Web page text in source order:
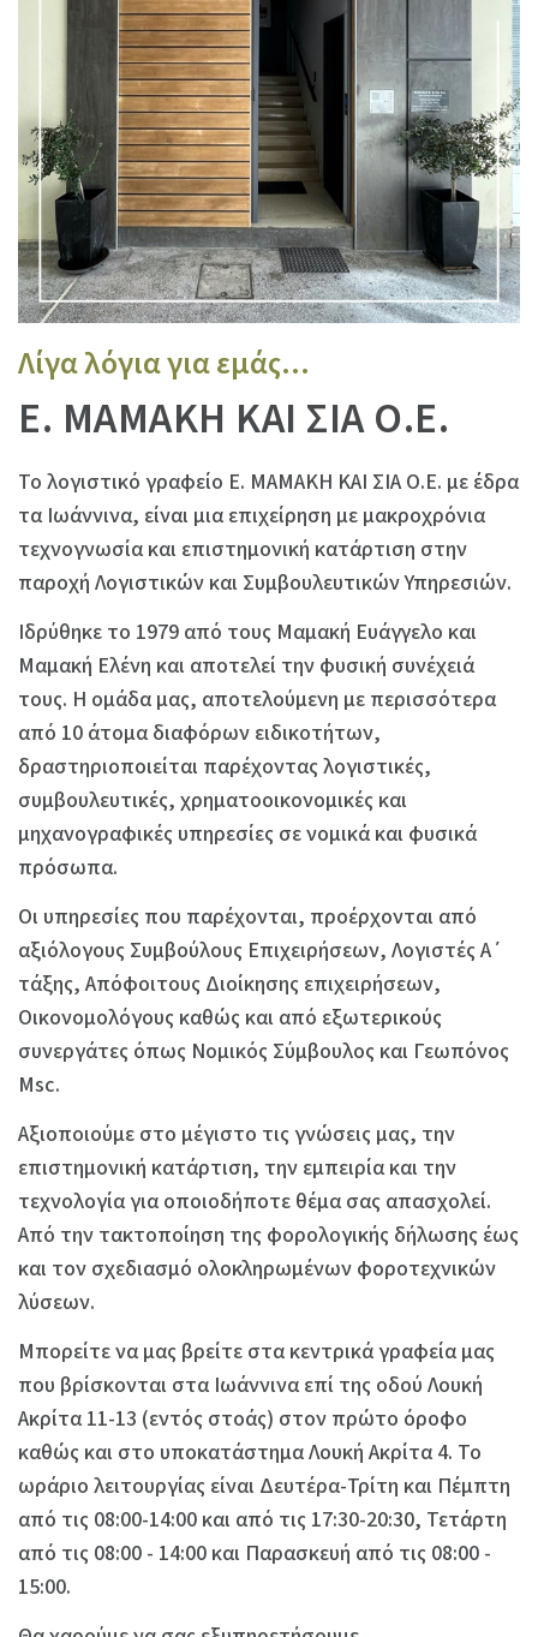
Λίγα λόγια για εμάς...
Ε. ΜΑΜΑΚΗ ΚΑΙ ΣΙΑ Ο.Ε.
Το λογιστικό γραφείο Ε. ΜΑΜΑΚΗ ΚΑΙ ΣΙΑ Ο.Ε. με έδρα
τα Ιωάννινα, είναι μια επιχείρηση με μακροχρόνια
τεχνογνωσία και επιστημονική κατάρτιση στην
παροχή Λογιστικών και Συμβουλευτικών Υπηρεσιών.
Ιδρύθηκε το 1979 από τους Μαμακή Ευάγγελο και
Μαμακή Ελένη και αποτελεί την φυσική συνέχειά
τους. Η ομάδα μας, αποτελούμενη με περισσότερα
από 10 άτομα διαφόρων ειδικοτήτων,
δραστηριοποιείται παρέχοντας λογιστικές,
συμβουλευτικές, χρηματοοικονομικές και
μηχανογραφικές υπηρεσίες σε νομικά και φυσικά
πρόσωπα.
Οι υπηρεσίες που παρέχονται, προέρχονται από
αξιόλογους Συμβούλους Επιχειρήσεων, Λογιστές Α΄
τάξης, Απόφοιτους Διοίκησης επιχειρήσεων,
Οικονομολόγους καθώς και από εξωτερικούς
συνεργάτες όπως Νομικός Σύμβουλος και Γεωπόνος
Msc.
Αξιοποιούμε στο μέγιστο τις γνώσεις μας, την
επιστημονική κατάρτιση, την εμπειρία και την
τεχνολογία για οποιοδήποτε θέμα σας απασχολεί.
Από την τακτοποίηση της φορολογικής δήλωσης έως
και τον σχεδιασμό ολοκληρωμένων φοροτεχνικών
λύσεων.
Μπορείτε να μας βρείτε στα κεντρικά γραφεία μας
που βρίσκονται στα Ιωάννινα επί της οδού Λουκή
Ακρίτα 11-13 (εντός στοάς) στον πρώτο όροφο
καθώς και στο υποκατάστημα Λουκή Ακρίτα 4. Το
ωράριο λειτουργίας είναι Δευτέρα-Τρίτη και Πέμπτη
από τις 08:00-14:00 και από τις 17:30-20:30, Τετάρτη
από τις 08:00 - 14:00 και Παρασκευή από τις 08:00 -
15:00.